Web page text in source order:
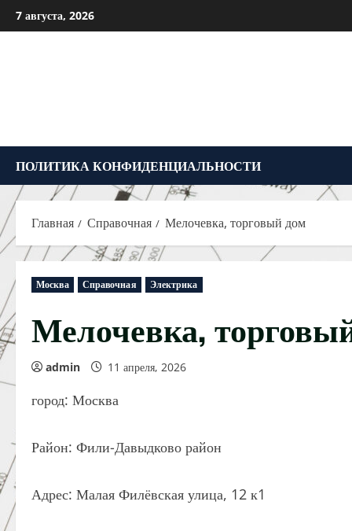
Перейти
к
7 августа, 2026
ПОЛИТИКА КОНФИДЕНЦИАЛЬНОСТИ
Главная Справочная Мелочевка, торговый дом
Москва Справочная Электрика
Мелочевка,
admin 11 апреля, 2026
город: Москва
Район: Фили-Давыдково район
Адрес: Малая Филёвская улица, 12 к1